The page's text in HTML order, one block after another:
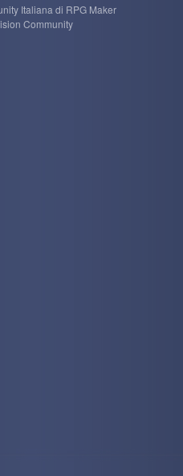
Italiana di RPG Maker
Community